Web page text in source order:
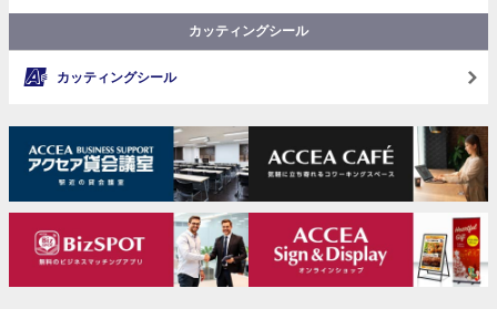
カッティングシール
カッティングシール